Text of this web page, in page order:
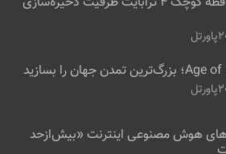
پاورتل
پاورتل
هوش مصنوعی اینترنت «بیش‌از‌حد